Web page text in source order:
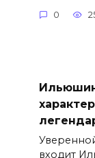
0
входит